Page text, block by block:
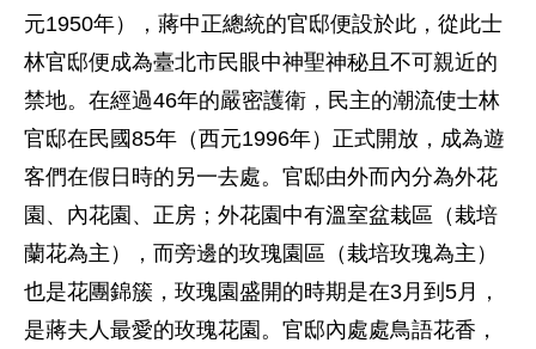
元1950年），蔣中正總統的官邸便設於此，從此士
林官邸便成為臺北市民眼中神聖神秘且不可親近的
禁地。在經過46年的嚴密護衛，民主的潮流使士林
官邸在民國85年（西元1996年）正式開放，成為遊
客們在假日時的另一去處。官邸由外而內分為外花
園、內花園、正房；外花園中有溫室盆栽區（栽培
蘭花為主），而旁邊的玫瑰園區（栽培玫瑰為主）
也是花團錦簇，玫瑰園盛開的時期是在3月到5月，
是蔣夫人最愛的玫瑰花園。官邸內處處鳥語花香，